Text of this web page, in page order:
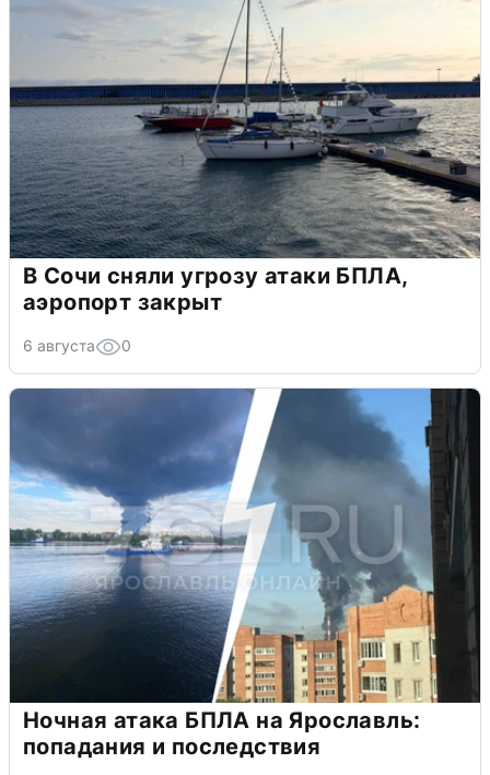
В Сочи сняли угрозу атаки БПЛА,
аэропорт закрыт
6 августа 0
Ночная атака БПЛА на Ярославль:
попадания и последствия